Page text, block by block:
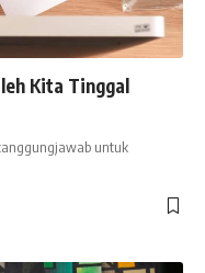
Kita Tinggal
untuk